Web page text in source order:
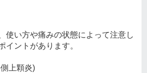
使い方や痛みの状態によって注意し
イントがあります。
上顆炎)